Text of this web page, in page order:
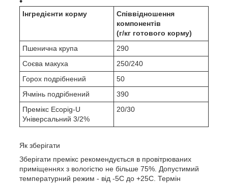
Інгредієнти корму
Співвідношення
компонентів
(г/кг готового корму)
Пшенична крупа
290
Соєва макуха
250/240
Горох подрібнений
50
Ячмінь подрібнений
390
Премікс Ecopig-U
Універсальний 3/2%
20/30
Як зберігати
Зберігати премікс рекомендується в провітрюваних
приміщеннях з вологістю не більше 75%. Допустимий
температурний режим - від -5С до +25С. Термін